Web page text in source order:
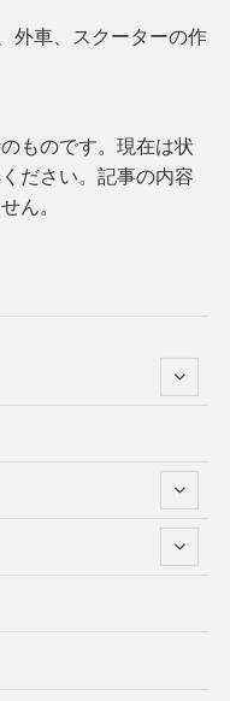
外車、スクーターの作
ものです。現在は状
ださい。記事の内容
ん。